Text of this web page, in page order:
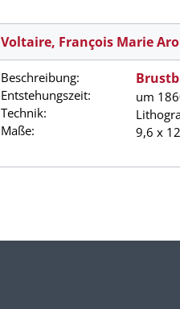
Voltaire, François Marie
Beschreibung:
Entstehungszeit:
Technik:
Maße:
um
9,6 x